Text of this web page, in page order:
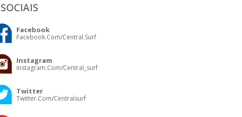
SOCIAIS
Facebook
Facebook.com/central.surf
Instagram
Instagram.com/central_surf
Twitter
Twitter.com/centralsurf